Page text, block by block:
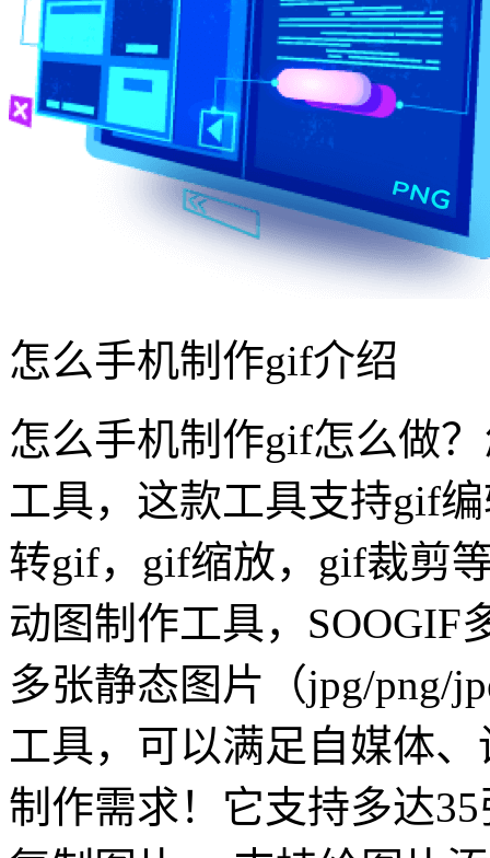
怎么手机制作gif介绍
怎么手机制作gif怎么做
工具，这款工具支持gif
转gif，gif缩放，gif裁剪
动图制作工具，SOOGIF
多张静态图片（jpg/png/
工具，可以满足自媒体
制作需求！它支持多达